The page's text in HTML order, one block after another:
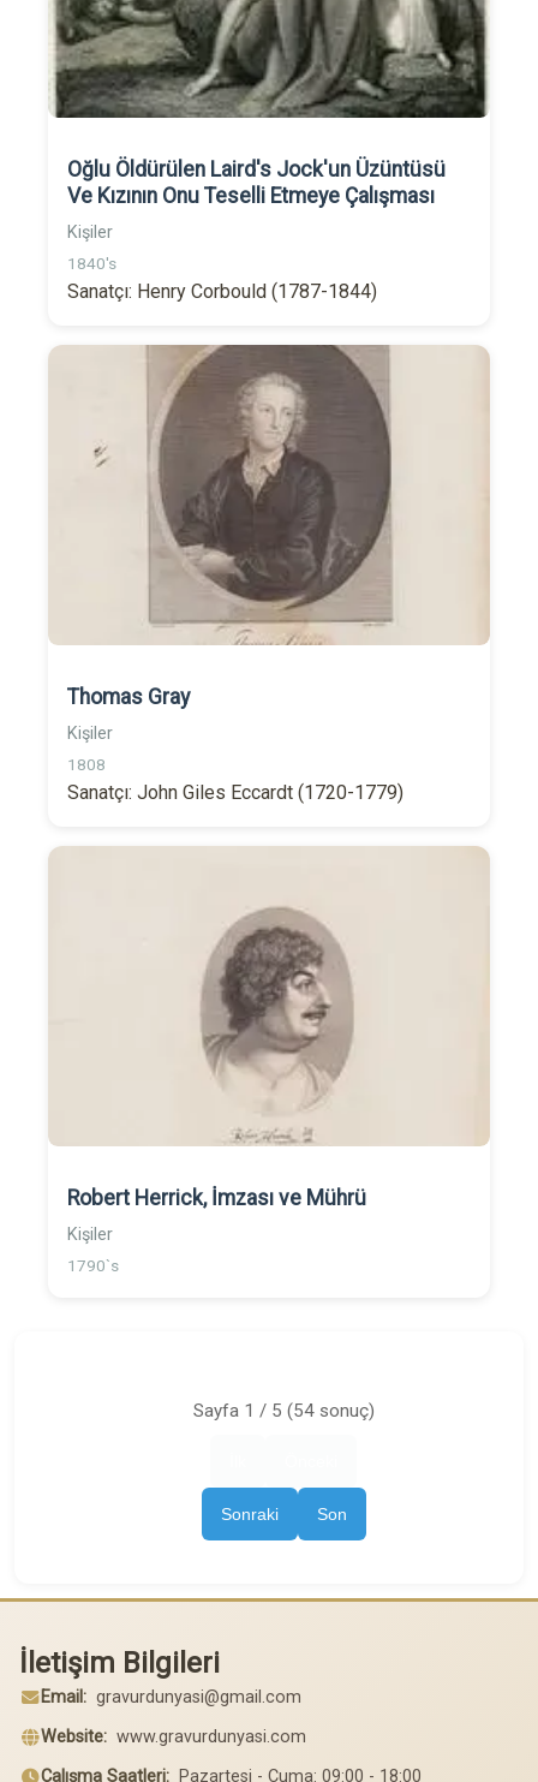
Oğlu Öldürülen Laird's Jock'un Üzüntüsü
Ve Kızının Onu Teselli Etmeye Çalışması
Kişiler
1840's
Sanatçı: Henry Corbould (1787-1844)
Thomas Gray
Kişiler
1808
Sanatçı: John Giles Eccardt (1720-1779)
Robert Herrick, İmzası ve Mührü
Kişiler
1790`s
Sayfa 1 / 5 (54 sonuç)
Sonraki Son
İletişim Bilgileri
Email: gravurdunyasi@gmail.com
Website: www.gravurdunyasi.com
Çalışma Saatleri: Pazartesi - Cuma: 09:00 - 18:00